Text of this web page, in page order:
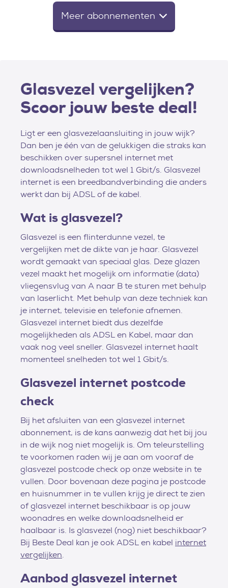
Meer abonnementen
Glasvezel vergelijken?
Scoor jouw beste deal!
Ligt er een glasvezelaansluiting in jouw wijk?
Dan ben je één van de gelukkigen die straks kan
beschikken over supersnel internet met
downloadsnelheden tot wel 1 Gbit/s. Glasvezel
internet is een breedbandverbinding die anders
werkt dan bij ADSL of de kabel.
Wat is glasvezel?
Glasvezel is een flinterdunne vezel, te
vergelijken met de dikte van je haar. Glasvezel
wordt gemaakt van speciaal glas. Deze glazen
vezel maakt het mogelijk om informatie (data)
vliegensvlug van A naar B te sturen met behulp
van laserlicht. Met behulp van deze techniek kan
je internet, televisie en telefonie afnemen.
Glasvezel internet biedt dus dezelfde
mogelijkheden als ADSL en Kabel, maar dan
vaak nog veel sneller. Glasvezel internet haalt
momenteel snelheden tot wel 1 Gbit/s.
Glasvezel internet postcode
check
Bij het afsluiten van een glasvezel internet
abonnement, is de kans aanwezig dat het bij jou
in de wijk nog niet mogelijk is. Om teleurstelling
te voorkomen raden wij je aan om vooraf de
glasvezel postcode check op onze website in te
vullen. Door bovenaan deze pagina je postcode
en huisnummer in te vullen krijg je direct te zien
of glasvezel internet beschikbaar is op jouw
woonadres en welke downloadsnelheid er
haalbaar is. Is glasvezel (nog) niet beschikbaar?
Bij Beste Deal kan je ook ADSL en kabel internet
vergelijken.
Aanbod glasvezel internet